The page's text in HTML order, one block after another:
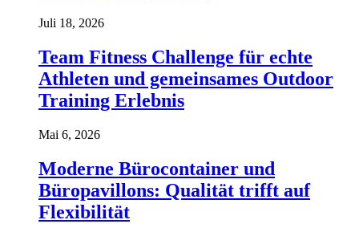
Juli 18, 2026
Team Fitness Challenge für echte
Athleten und gemeinsames Outdoor
Training Erlebnis
Mai 6, 2026
Moderne Bürocontainer und
Büropavillons: Qualität trifft auf
Flexibilität